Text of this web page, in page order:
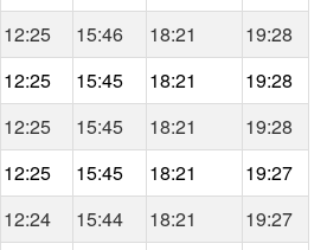
12:25 15:46 18:21
19:28
12:25 15:45 18:21
19:28
12:25 15:45 18:21
19:28
12:25 15:45 18:21
19:27
12:24 15:44 18:21
19:27